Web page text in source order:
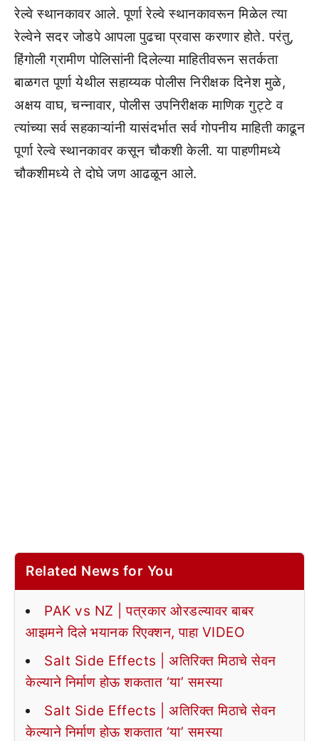
रेल्वे स्थानकावर आले. पूर्णा रेल्वे स्थानकावरून मिळेल त्या
रेल्वेने सदर जोडपे आपला पुढचा प्रवास करणार होते. परंतु,
हिंगोली ग्रामीण पोलिसांनी दिलेल्या माहितीवरून सतर्कता
बाळगत पूर्णा येथील सहाय्यक पोलीस निरीक्षक दिनेश मुळे,
अक्षय वाघ, चन्नावार, पोलीस उपनिरीक्षक माणिक गुट्टे व
त्यांच्या सर्व सहकाऱ्यांनी यासंदर्भात सर्व गोपनीय माहिती काढून
पूर्णा रेल्वे स्थानकावर कसून चौकशी केली. या पाहणीमध्ये
चौकशीमध्ये ते दोघे जण आढळून आले.
Related News for You
PAK vs NZ | पत्रकार ओरडल्यावर बाबर
आझमने दिले भयानक रिएक्शन, पाहा VIDEO
Salt Side Effects | अतिरिक्त मिठाचे सेवन
केल्याने निर्माण होऊ शकतात ‘या’ समस्या
Salt Side Effects | अतिरिक्त मिठाचे सेवन
केल्याने निर्माण होऊ शकतात ‘या’ समस्या